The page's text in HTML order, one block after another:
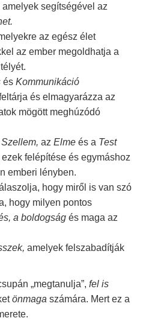
segítségével az
az egész élet
az ember megoldhatja a
és Kommunikáció
és elmagyarázza az
mögött meghúzódó
Szellem, az Elme és a Test
felépítése és egymáshoz
emberi lényben.
hogy miről is van szó
hogy milyen pontos
a boldogság és maga az
amelyek felszabadítják
„megtanulja”, fel is
önmaga számára. Mert ez a